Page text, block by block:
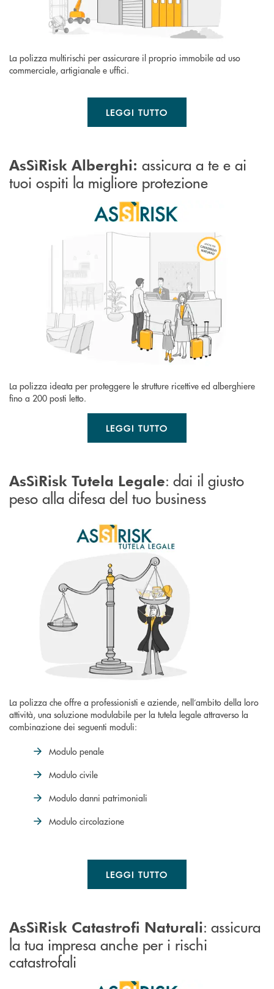
La polizza multirischi per assicurare il proprio immobile ad uso
commerciale, artigianale e uffici.
LEGGI TUTTO
AsSìRisk Alberghi: assicura a te e ai
tuoi ospiti la migliore protezione
La polizza ideata per proteggere le strutture ricettive ed alberghiere
fino a 200 posti letto.
LEGGI TUTTO
AsSìRisk Tutela Legale: dai il giusto
peso alla difesa del tuo business
La polizza che offre a professionisti e aziende, nell’ambito della loro
attività, una soluzione modulabile per la tutela legale attraverso la
combinazione dei seguenti moduli:
Modulo penale
Modulo civile
Modulo danni patrimoniali
Modulo circolazione
LEGGI TUTTO
AsSìRisk Catastrofi Naturali: assicura
la tua impresa anche per i rischi
catastrofali